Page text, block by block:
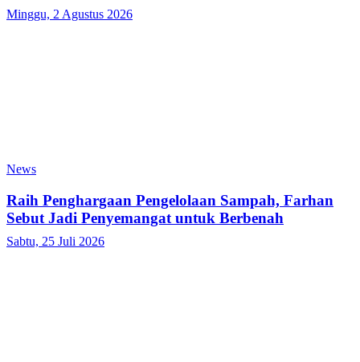
Minggu, 2 Agustus 2026
News
Raih Penghargaan Pengelolaan Sampah, Farhan
Sebut Jadi Penyemangat untuk Berbenah
Sabtu, 25 Juli 2026